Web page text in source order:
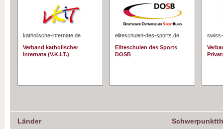
katholische-internate.de
Verband katholischer
Internate (V.K.I.T.)
eliteschulen-des-sports.de
Eliteschulen des Sports
DOSB
Länder